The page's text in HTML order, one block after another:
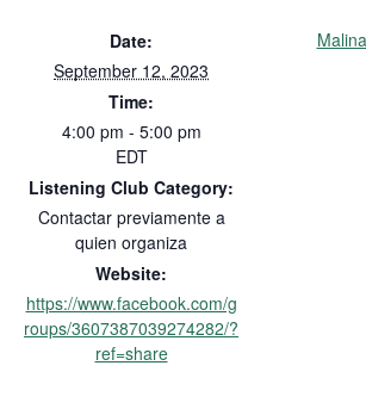
Date:
September 12, 2023
Time:
4:00 pm - 5:00 pm
EDT
Listening Club Category:
Contactar previamente a
quien organiza
Website:
https://www.facebook.com/g
roups/3607387039274282/?
ref=share